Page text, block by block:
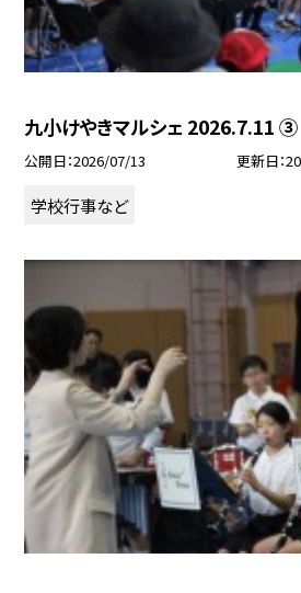
九小けやきマルシェ 2026.7.11 ③
公開日 2026/07/13 更新日
学校行事など